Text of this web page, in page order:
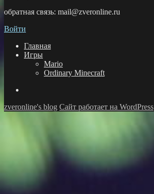
обратная связь: mail@zveronline.ru
Войти
Главная
Игры
Mario
Ordinary Minecraft
zveronline's blog Сайт работает на WordPress